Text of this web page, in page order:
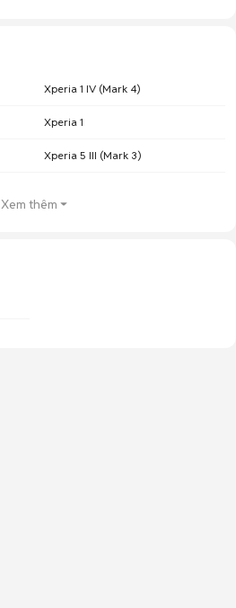
Xperia 1 IV (Mark 4)
Xperia 1
Xperia 5 III (Mark 3)
Xem thêm